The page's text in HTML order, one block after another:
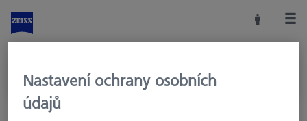
Nastavení ochrany osobních
údajů